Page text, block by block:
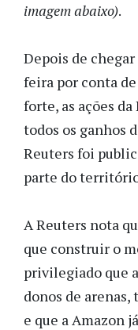
imagem abaixo).
Depois de
feira por conta
forte, as ações
todos os ganhos
Reuters foi
parte do
A Reuters nota
que construir o
privilegiado que
donos de
e que aAmazon